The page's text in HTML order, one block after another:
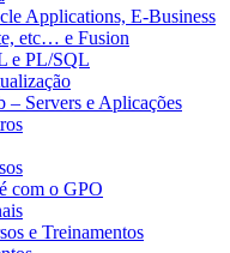
Applications, E-Business
etc… e Fusion
e PL/SQL
– Servers e Aplicações
com o GPO
e Treinamentos